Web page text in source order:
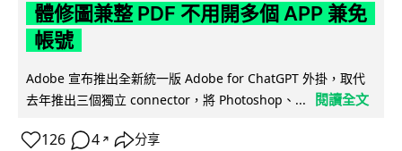
體修圖兼整 PDF 不用開多個 APP 兼免
帳號
Adobe 宣布推出全新統一版 Adobe for ChatGPT 外掛，取代
去年推出三個獨立 connector，將 Photoshop、...
閱讀全文
126 4 ↗ 分享